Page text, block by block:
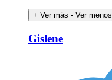
+ Ver más - Ver menos
Gislene